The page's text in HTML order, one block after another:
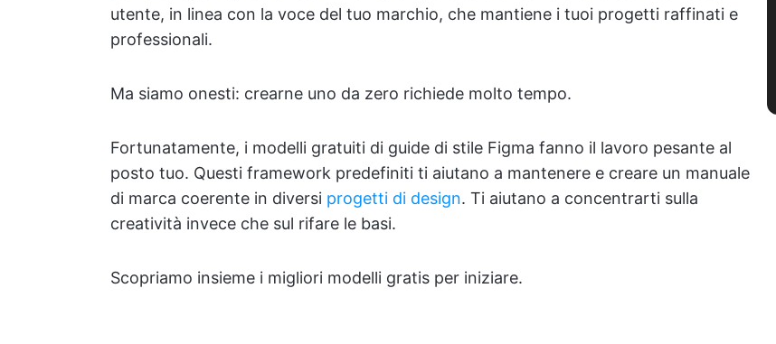
utente, in linea con la voce del tuo marchio, che mantiene i tuoi progetti raffinati e
professionali.
Ma siamo onesti: crearne uno da zero richiede molto tempo.
Fortunatamente, i modelli gratuiti di guide di stile Figma fanno il lavoro pesante al
posto tuo. Questi framework predefiniti ti aiutano a mantenere e creare un manuale
di marca coerente in diversi progetti di design. Ti aiutano a concentrarti sulla
creatività invece che sul rifare le basi.
Scopriamo insieme i migliori modelli gratis per iniziare.